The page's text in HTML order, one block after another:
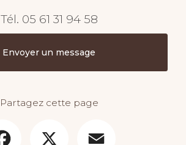
Tél. 05 61 31 94 58
Envoyer un message
Partagez cette page